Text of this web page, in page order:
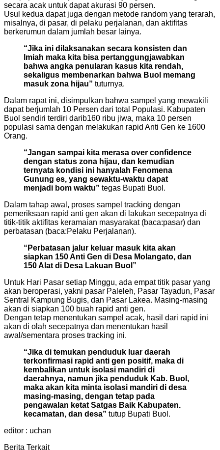
secara acak untuk dapat akurasi 90 persen.
Usul kedua dapat juga dengan metode random yang terarah,
misalnya, di pasar, di pelaku perjalanan, dan aktifitas
berkerumun dalam jumlah besar lainya.
“Jika ini dilaksanakan secara konsisten dan
lmiah maka kita bisa pertanggungjawabkan
bahwa angka penularan kasus kita rendah,
sekaligus membenarkan bahwa Buol memang
masuk zona hijau” tuturnya.
Dalam rapat ini, disimpulkan bahwa sampel yang mewakili
dapat berjumlah 10 Persen dari total Populasi. Kabupaten
Buol sendiri terdiri darib160 ribu jiwa, maka 10 persen
populasi sama dengan melakukan rapid Anti Gen ke 1600
Orang.
“Jangan sampai kita merasa over confidence
dengan status zona hijau, dan kemudian
ternyata kondisi ini hanyalah Fenomena
Gunung es, yang sewaktu-waktu dapat
menjadi bom waktu” tegas Bupati Buol.
Dalam tahap awal, proses sampel tracking dengan
pemeriksaan rapid anti gen akan di lakukan secepatnya di
titik-titik aktifitas keramaian masyarakat (baca:pasar) dan
perbatasan (baca:Pelaku Perjalanan).
“Perbatasan jalur keluar masuk kita akan
siapkan 150 Anti Gen di Desa Molangato, dan
150 Alat di Desa Lakuan Buol”
Untuk Hari Pasar setiap Minggu, ada empat titik pasar yang
akan beroperasi, yakni pasar Paleleh, Pasar Tayadun, Pasar
Sentral Kampung Bugis, dan Pasar Lakea. Masing-masing
akan di siapkan 100 buah rapid anti gen.
Dengan tetap menentukan sampel acak, hasil dari rapid ini
akan di olah secepatnya dan menentukan hasil
awal/sementara proses tracking ini.
“Jika di temukan penduduk luar daerah
terkonfirmasi rapid anti gen positif, maka di
kembalikan untuk isolasi mandiri di
daerahnya, namun jika penduduk Kab. Buol,
maka akan kita minta isolasi mandiri di desa
masing-masing, dengan tetap pada
pengawalan ketat Satgas Baik Kabupaten.
kecamatan, dan desa” tutup Bupati Buol.
editor : uchan
Berita Terkait